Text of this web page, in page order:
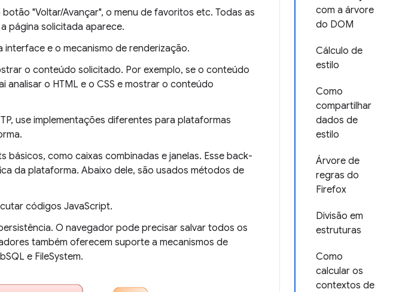
com a árvore
do DOM
Cálculo de
estilo
Como
compartilhar
dados de
estilo
Árvore de
regras do
Firefox
Divisão em
estruturas
Como
calcular os
contextos de
"Voltar/Avançar", o menu de favoritos etc. Todas as
página solicitada aparece.
interface e o mecanismo de renderização.
o conteúdo solicitado. Por exemplo, se o conteúdo
analisar o HTML e o CSS e mostrar o conteúdo
use implementações diferentes para plataformas
básicos, como caixas combinadas e janelas. Esse back-
da plataforma. Abaixo dele, são usados métodos de
códigos JavaScript.
O navegador pode precisar salvar todos os
também oferecem suporte a mecanismos de
e FileSystem.